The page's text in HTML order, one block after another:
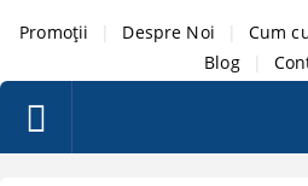
Promoții Despre Noi Cum
Blog